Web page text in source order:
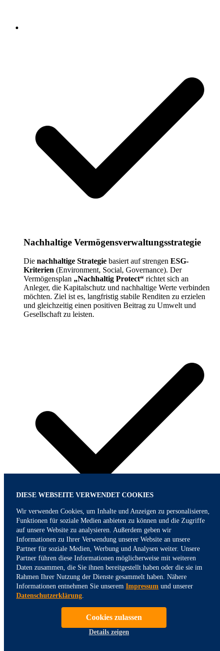
DIESE WEBSEITE VERWENDET COOKIES
Wir verwenden Cookies, um Inhalte und Anzeigen zu personalisieren,
Funktionen für soziale Medien anbieten zu können und die Zugriffe
auf unsere Website zu analysieren. Außerdem geben wir
Informationen zu Ihrer Verwendung unserer Website an unsere
Partner für soziale Medien, Werbung und Analysen weiter. Unsere
Partner führen diese Informationen möglicherweise mit weiteren
Daten zusammen, die Sie ihnen bereitgestellt haben oder die sie im
Rahmen Ihrer Nutzung der Dienste gesammelt haben. Nähere
Informationen entnehmen Sie unserem Impressum und unserer
Datenschutzerklärung.
Cookies zulassen
Details zeigen
Nachhaltige Vermögensverwaltungsstrategie
Die nachhaltige Strategie basiert auf strengen ESG-
Kriterien (Environment, Social, Governance). Der
Vermögensplan „Nachhaltig Protect“ richtet sich an
Anleger, die Kapitalschutz und nachhaltige Werte verbinden
möchten. Ziel ist es, langfristig stabile Renditen zu erzielen
und gleichzeitig einen positiven Beitrag zu Umwelt und
Gesellschaft zu leisten.